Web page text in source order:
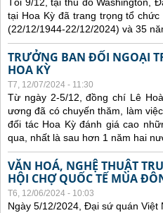
tại Hoa Kỳ đã trang trọng tổ
(22/12/1944-22/12/2024) và 35
TRƯỞNG BAN ĐỐI NGOẠI
HOA KỲ
T7, 12/07/2024 - 11:30
Từ ngày 2-5/12, đồng chí Lê
ương đã có chuyến thăm, làm
đối tác Hoa Kỳ đánh giá cao
qua, nhất là sau hơn 1 năm hai
VĂN HOÁ, NGHỆ THUẬT
HỘI CHỢ QUỐC TẾ MÙA
T6, 12/06/2024 - 10:03
Ngày 5/12/2024, Đại sứ quán Việt